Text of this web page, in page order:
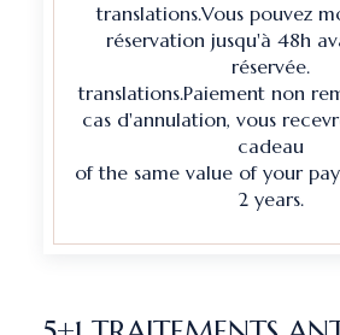
translations.Vous pouvez
réservation jusqu'à 48h
réservée.
translations.Paiement non
cas d'annulation, vous
cadeau
of the same value of your
2 years.